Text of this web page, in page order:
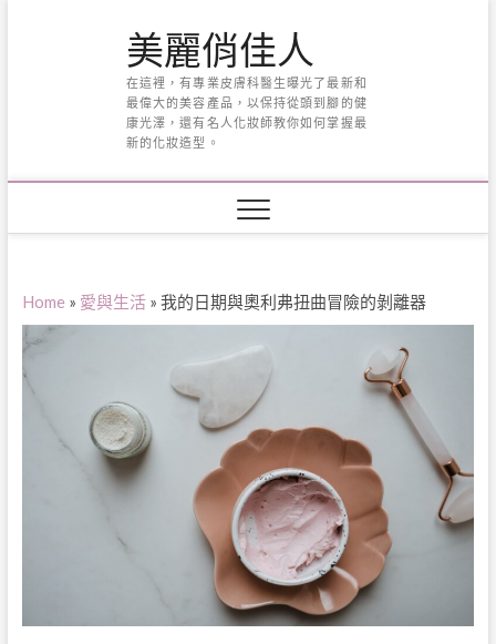
美麗俏佳人
在這裡，有專業皮膚科醫生曝光了最新和
最偉大的美容產品，以保持從頭到腳的健
康光澤，還有名人化妝師教你如何掌握最
新的化妝造型。
Home » 愛與生活» 我的日期與奧利弗扭曲冒險的剝離器